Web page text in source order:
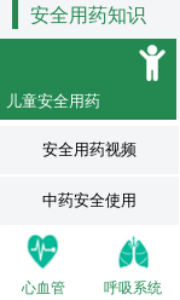
安全用药知识
儿童安全用药
安全用药视频
中药安全使用
心血管 呼吸系统